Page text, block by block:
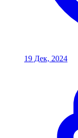
19 Дек, 2024